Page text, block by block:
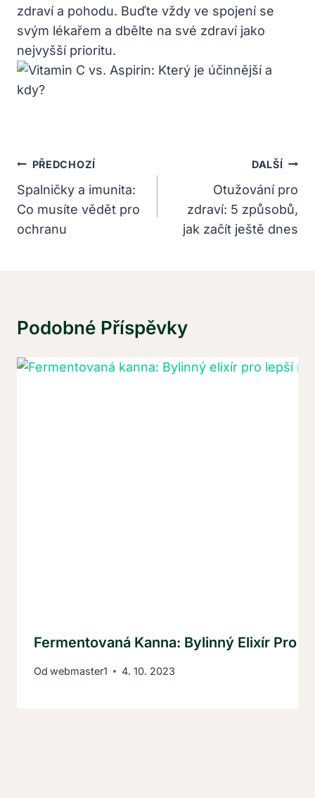
zdraví a pohodu. Buďte vždy ve spojení se
svým lékařem a dbělte na své zdraví jako
nejvyšší prioritu.
Navigace
Pro
Příspěvek
PŘEDCHOZÍ
Spalničky a imunita:
Co musíte vědět pro
ochranu
DALŠÍ
Otužování pro
zdraví: 5 způsobů,
jak začít ještě dnes
Podobné Příspěvky
Fermentovaná Kanna: Bylinný Elixír Pro
Od webmaster1 4. 10. 2023